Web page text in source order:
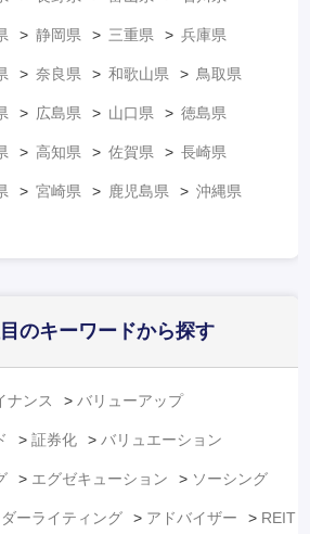
静岡県 三重県 兵庫県
奈良県 和歌山県 鳥取県
広島県 山口県 徳島県
高知県 佐賀県 長崎県
宮崎県 鹿児島県 沖縄県
のキーワードから探す
ナンス バリューアップ
証券化 バリュエーション
エグゼキューション ソーシング
ーライティング アドバイザー REIT